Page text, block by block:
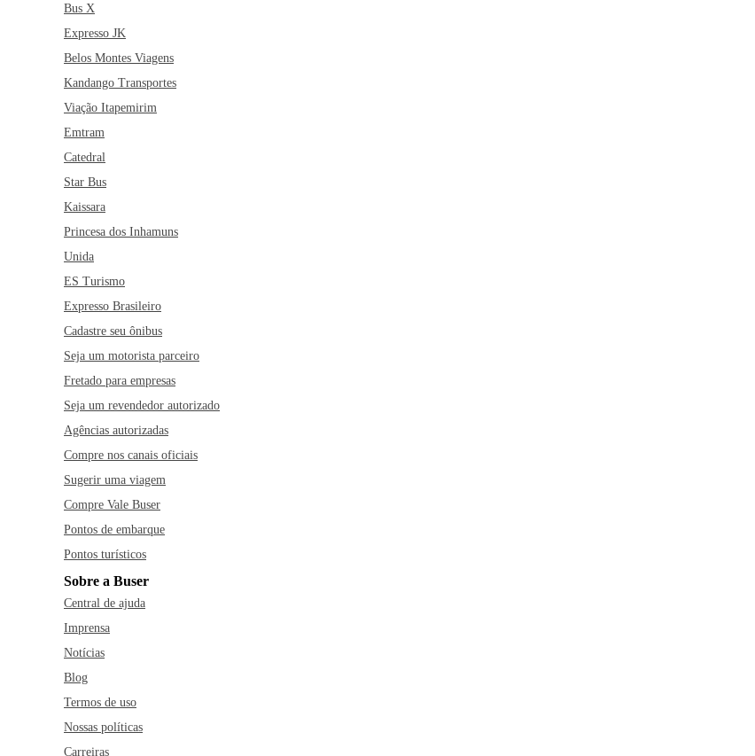
Bus X
Expresso JK
Belos Montes Viagens
Kandango Transportes
Viação Itapemirim
Emtram
Catedral
Star Bus
Kaissara
Princesa dos Inhamuns
Unida
ES Turismo
Expresso Brasileiro
Cadastre seu ônibus
Seja um motorista parceiro
Fretado para empresas
Seja um revendedor autorizado
Agências autorizadas
Compre nos canais oficiais
Sugerir uma viagem
Compre Vale Buser
Pontos de embarque
Pontos turísticos
Sobre a Buser
Central de ajuda
Imprensa
Notícias
Blog
Termos de uso
Nossas políticas
Carreiras